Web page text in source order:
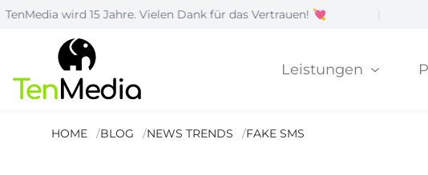
wird 15 Jahre. Vielen Dank für das Vertrauen! 💘 | Wie wir
Leistungen
HOME BLOG NEWS TRENDS FAKE SMS
Fake SMS – Wie